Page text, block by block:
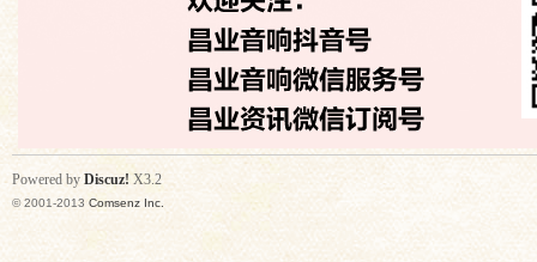
Powered by Discuz! X3.2
© 2001-2013 Comsenz Inc.